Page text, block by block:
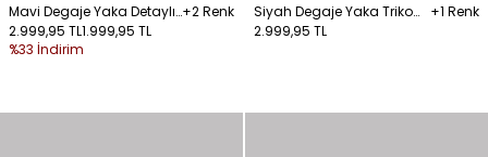
Mavi Degaje Yaka Detaylı
Saten Bluz
+2 Renk
2.999,95 TL1.999,95 TL
%33 İndirim
Siyah Degaje Yaka Triko
Bluz
+1 Renk
2.999,95 TL